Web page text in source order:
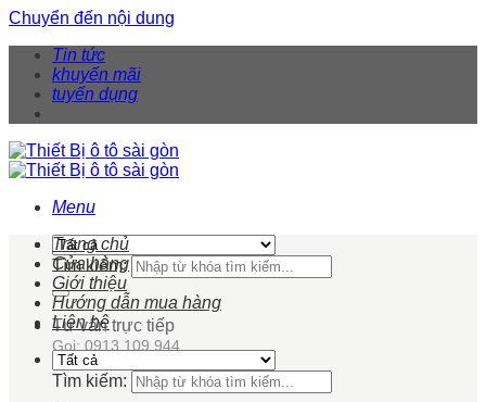
Chuyển đến nội dung
Tin tức
khuyến mãi
tuyển dụng
Menu
Tìm kiếm:
Tư vấn trực tiếp
Gọi: 0913 109 944
Trang chủ
Cửa hàng
Giới thiệu
Hướng dẫn mua hàng
Liên hệ
Tìm kiếm: